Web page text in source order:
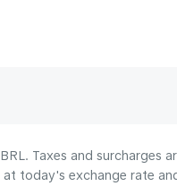
Taxes and surcharges
today's exchange rate